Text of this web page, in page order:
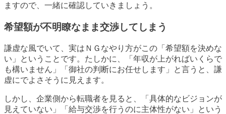
ますので、一緒に確認していきましょう。
希望額が不明瞭なまま交渉してしまう
謙虚な風でいて、実はＮＧなやり方がこの「希望額を決めな
い」ということです。たしかに、「年収が上がればいくらで
も構いません」「御社の判断にお任せします」と言うと、謙
虚にでよさそうに見えます。
しかし、企業側から転職者を見ると、「具体的なビジョンが
見えていない」「給与交渉を行うのに主体性がない」という